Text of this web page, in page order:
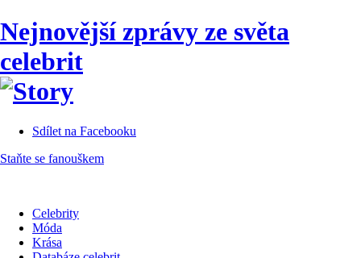
Nejnovější zprávy ze světa
celebrit
Sdílet na Facebooku
Staňte se fanouškem
Celebrity
Móda
Krása